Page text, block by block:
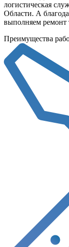
логистическая
Области. А
выполняем ремонт
Преимущества